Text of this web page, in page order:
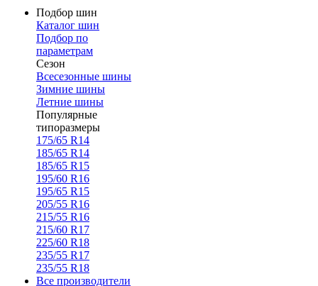
Подбор шин
Каталог шин
Подбор по
параметрам
Сезон
Всесезонные шины
Зимние шины
Летние шины
Популярные
типоразмеры
175/65 R14
185/65 R14
185/65 R15
195/60 R16
195/65 R15
205/55 R16
215/55 R16
215/60 R17
225/60 R18
235/55 R17
235/55 R18
Все производители